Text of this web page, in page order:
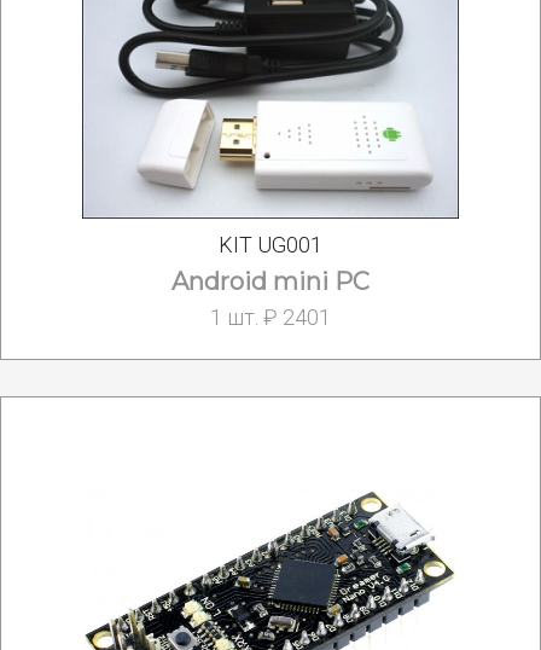
KIT UG001
Android mini PC
1 шт. ₽ 2401